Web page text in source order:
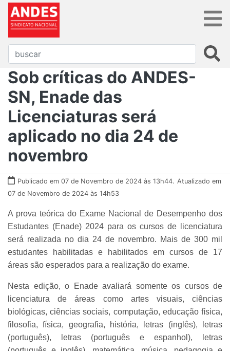
Sob críticas do ANDES-
SN, Enade das
Licenciaturas será
aplicado no dia 24 de
novembro
Publicado em 07 de Novembro de 2024 às 13h44. Atualizado em
07 de Novembro de 2024 às 14h53
A prova teórica do Exame Nacional de Desempenho dos
Estudantes (Enade) 2024 para os cursos de licenciatura
será realizada no dia 24 de novembro. Mais de 300 mil
estudantes habilitadas e habilitados em cursos de 17
áreas são esperados para a realização do exame.
Nesta edição, o Enade avaliará somente os cursos de
licenciatura de áreas como artes visuais, ciências
biológicas, ciências sociais, computação, educação física,
filosofia, física, geografia, história, letras (inglês), letras
(português), letras (português e espanhol), letras